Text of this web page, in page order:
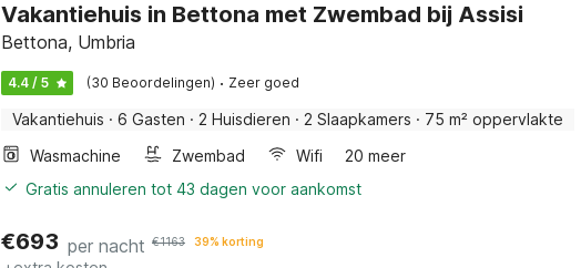
Vakantiehuis in Bettona met Zwembad bij Assisi
Bettona, Umbria
4.4 / 5 (30 Beoordelingen) · Zeer goed
Vakantiehuis · 6 Gasten · 2 Huisdieren · 2 Slaapkamers · 75 m² oppervlakte
Wasmachine
Zwembad Wifi
20 meer
Gratis annuleren tot 43 dagen voor aankomst
€693 per nacht €1163 39% korting